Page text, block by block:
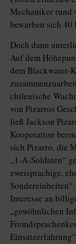
Mechaniker rund
bewarben sich
Doch dann
Auf dem
dem Blackwater-
chilenische
von Pizarros
ließ Jackson
Kooperation
sich Pizarro, die
„1-A-Soldaten“
zweisprachige,
Interesse an
„gewöhnlichen